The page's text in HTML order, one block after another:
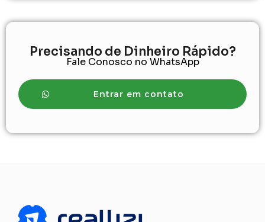
Precisando de Dinheiro Rápido?
Fale Conosco no WhatsApp
Entrar em contato